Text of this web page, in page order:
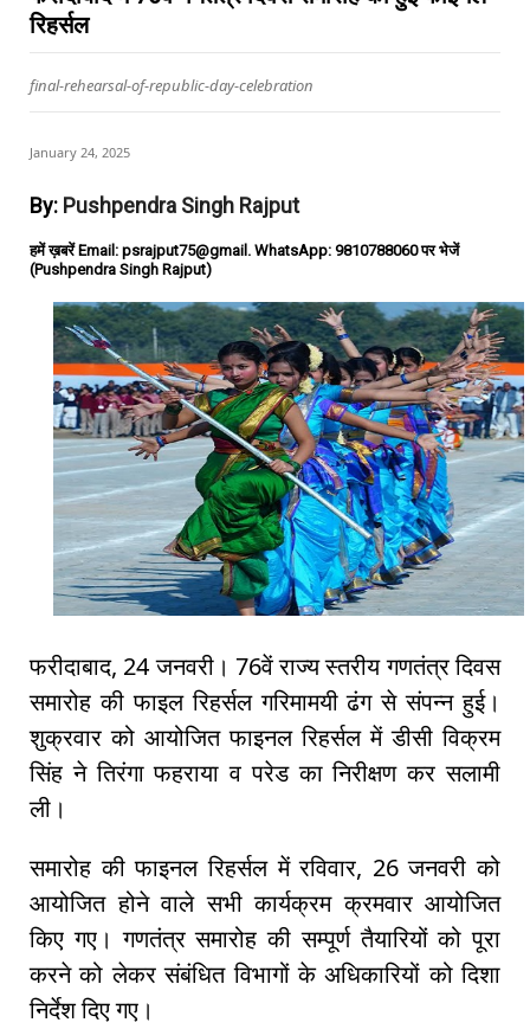
रिहर्सल
final-rehearsal-of-republic-day-celebration
January 24, 2025
By: Pushpendra Singh Rajput
हमें ख़बरें Email: psrajput75@gmail. WhatsApp: 9810788060 पर भेजें
(Pushpendra Singh Rajput)
फरीदाबाद, 24 जनवरी। 76वें राज्य स्तरीय गणतंत्र दिवस
समारोह की फाइल रिहर्सल गरिमामयी ढंग से संपन्न हुई।
शुक्रवार को आयोजित फाइनल रिहर्सल में डीसी विक्रम
सिंह ने तिरंगा फहराया व परेड का निरीक्षण कर सलामी
ली।
समारोह की फाइनल रिहर्सल में रविवार, 26 जनवरी को
आयोजित होने वाले सभी कार्यक्रम क्रमवार आयोजित
किए गए। गणतंत्र समारोह की सम्पूर्ण तैयारियों को पूरा
करने को लेकर संबंधित विभागों के अधिकारियों को दिशा
निर्देश दिए गए।